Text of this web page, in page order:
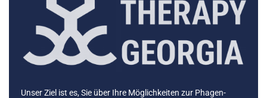
Unser Ziel ist es, Sie über Ihre Möglichkeiten zur Phagen-